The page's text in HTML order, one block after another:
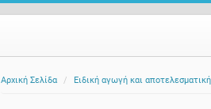
Αρχική Σελίδα Ειδική αγωγή και